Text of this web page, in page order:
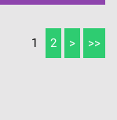
1 2 > >>